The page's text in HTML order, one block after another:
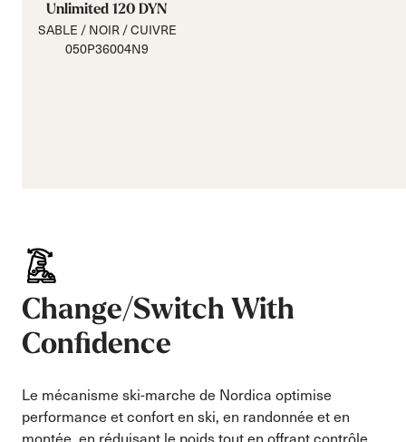
Unlimited 120 DYN
SABLE / NOIR / CUIVRE
050P36004N9
Change/Switch With
Confidence
Le mécanisme ski-marche de Nordica optimise
performance et confort en ski, en randonnée et en
montée, en réduisant le poids tout en offrant contrôle,